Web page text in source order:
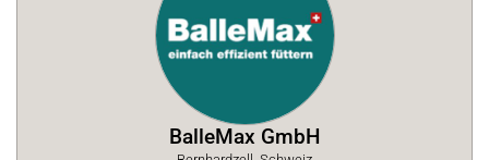
BalleMax GmbH